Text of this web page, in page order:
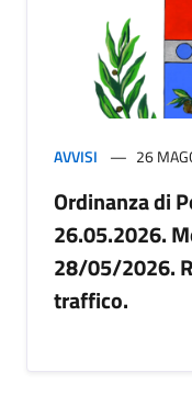
AVVISI 26
Ordinanza di
26.05.2026.
28/05/2026.
traffico.